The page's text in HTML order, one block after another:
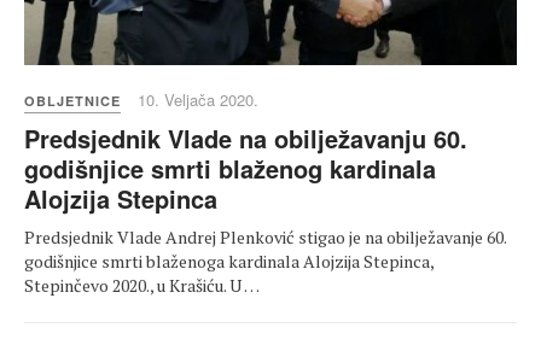
OBLJETNICE 10. Veljača 2020.
Predsjednik Vlade na obilježavanju 60.
godišnjice smrti blaženog kardinala
Alojzija Stepinca
Predsjednik Vlade Andrej Plenković stigao je na obilježavanje 60.
godišnjice smrti blaženoga kardinala Alojzija Stepinca,
Stepinčevo 2020., u Krašiću. U …